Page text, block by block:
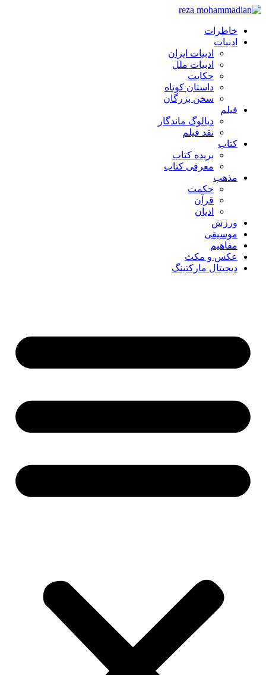
خاطرات
ادبیات
ادبیات ایران
ادبیات ملل
حکایت
داستان کوتاه
سخن بزرگان
فیلم
دیالوگ ماندگار
نقد فیلم
کتاب
بریده کتاب
معرفی کتاب
مذهب
حکمت
قرآن
ادیان
ورزش
موسیقی
مفاهیم
عکس و مکث
دیجیتال مارکتینگ